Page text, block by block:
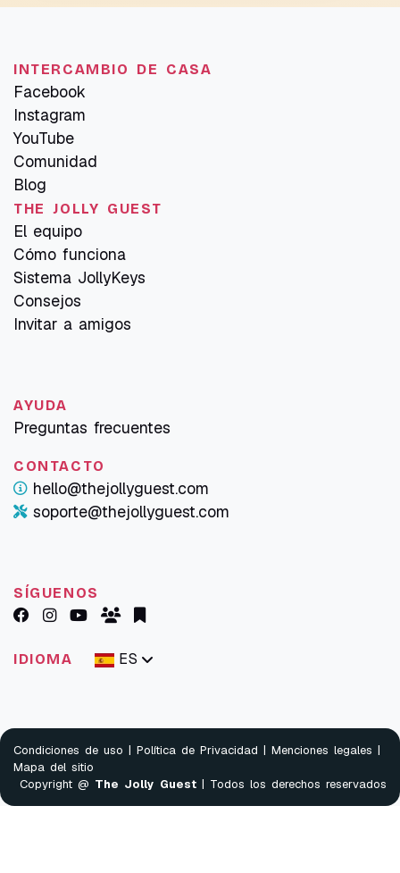
INTERCAMBIO DE CASA
Facebook
Instagram
YouTube
Comunidad
Blog
THE JOLLY GUEST
El equipo
Cómo funciona
Sistema JollyKeys
Consejos
Invitar a amigos
AYUDA
Preguntas frecuentes
CONTACTO
hello@thejollyguest.com
soporte@thejollyguest.com
SÍGUENOS
IDIOMA ES
Condiciones de uso | Política de Privacidad | Menciones legales |
Mapa del sitio
Copyright @ The Jolly Guest | Todos los derechos reservados